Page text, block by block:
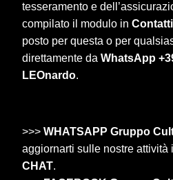
tesseramento e
compilato il modulo inContatti
posto per questa o per
direttamente da WhatsApp
LEOnardo.
>>>WHATSAPP Gruppo
aggiornarti sulle nostre attività
CHAT.